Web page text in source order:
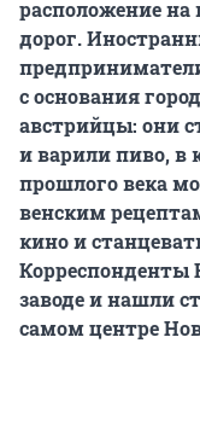
расположение на
дорог.
с основания
австрийцы: они
и варили пиво, в
прошлого века
венским
кино и
Корреспонденты
заводе и нашли
самом центре